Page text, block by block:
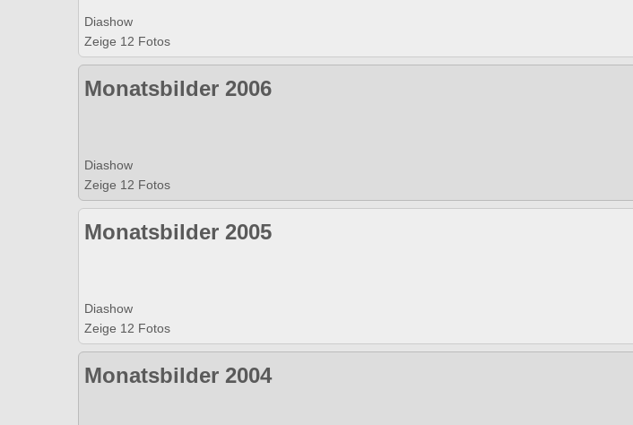
Diashow
Zeige 12 Fotos
Monatsbilder 2006
Diashow
Zeige 12 Fotos
Monatsbilder 2005
Diashow
Zeige 12 Fotos
Monatsbilder 2004